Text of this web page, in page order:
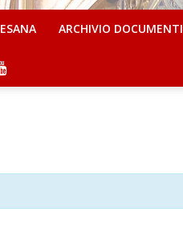
ARCHIVIO DOCUMENTI